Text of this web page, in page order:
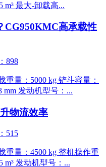
m³ 最大-卸载高...
CG950KMC高承载性
898
量：5000 kg 铲斗容量：
mm 发动机型号：...
物流效率
515
重量：4500 kg 整机操作重
m³ 发动机型号：...